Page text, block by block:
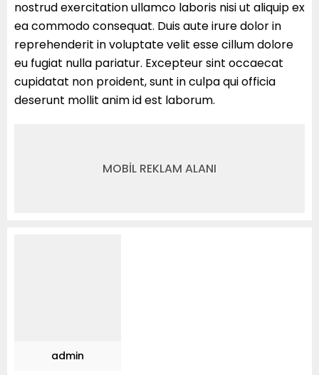
nostrud exercitation ullamco laboris nisi ut aliquip ex
ea commodo consequat. Duis aute irure dolor in
reprehenderit in voluptate velit esse cillum dolore
eu fugiat nulla pariatur. Excepteur sint occaecat
cupidatat non proident, sunt in culpa qui officia
deserunt mollit anim id est laborum.
MOBİL REKLAM ALANI
admin